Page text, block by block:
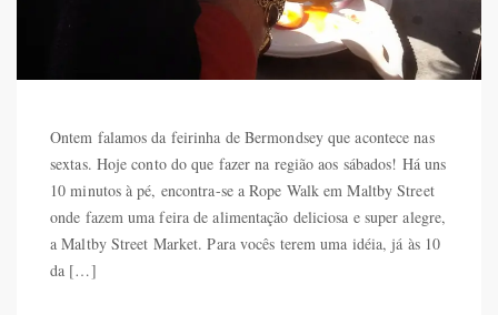
Ontem falamos da feirinha de Bermondsey que acontece nas
sextas. Hoje conto do que fazer na região aos sábados! Há uns
10 minutos à pé, encontra-se a Rope Walk em Maltby Street
onde fazem uma feira de alimentação deliciosa e super alegre,
a Maltby Street Market. Para vocês terem uma idéia, já às 10
da […]